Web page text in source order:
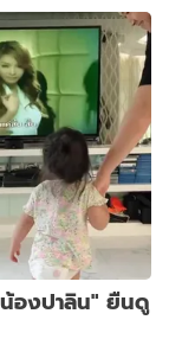
น้องปาลิน" ยืนดู